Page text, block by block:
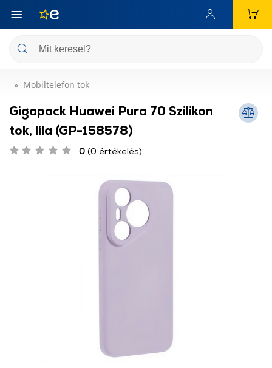
Mobiltelefon tok
Gigapack Huawei Pura 70 Szilikon
tok, lila (GP-158578)
0 (0 értékelés)